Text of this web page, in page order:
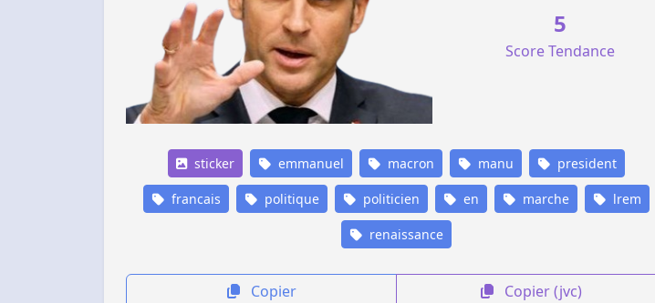
5
Score Tendance
sticker emmanuel macron manu president
francais politique politicien en marche lrem
renaissance
Copier Copier (jvc)